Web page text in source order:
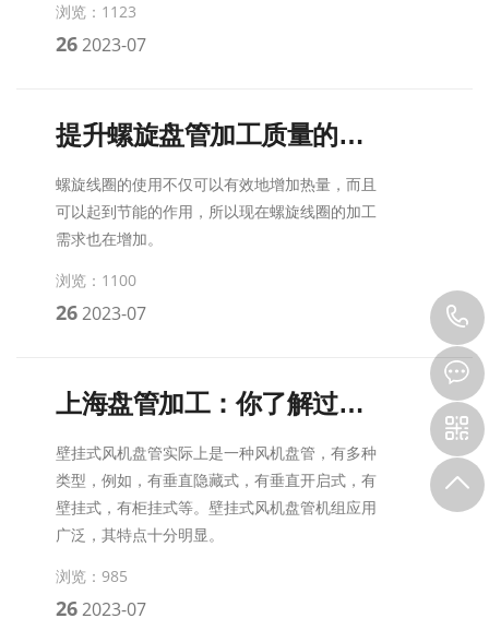
浏览：1123
262023-07
提升螺旋盘管加工质量的方法有哪些
螺旋线圈的使用不仅可以有效地增加热量，而且
可以起到节能的作用，所以现在螺旋线圈的加工
需求也在增加。
浏览：1100
262023-07
上海盘管加工：你了解过壁挂式风机盘管吗
壁挂式风机盘管实际上是一种风机盘管，有多种
类型，例如，有垂直隐藏式，有垂直开启式，有
壁挂式，有柜挂式等。壁挂式风机盘管机组应用
广泛，其特点十分明显。
浏览：985
262023-07